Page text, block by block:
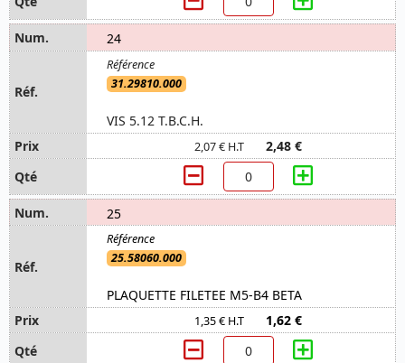
24
31.29810.000
VIS 5.12 T.B.C.H.
2,07 € H.T 2,48 €
25
25.58060.000
PLAQUETTE FILETEE M5-B4 BETA
1,35 € H.T 1,62 €